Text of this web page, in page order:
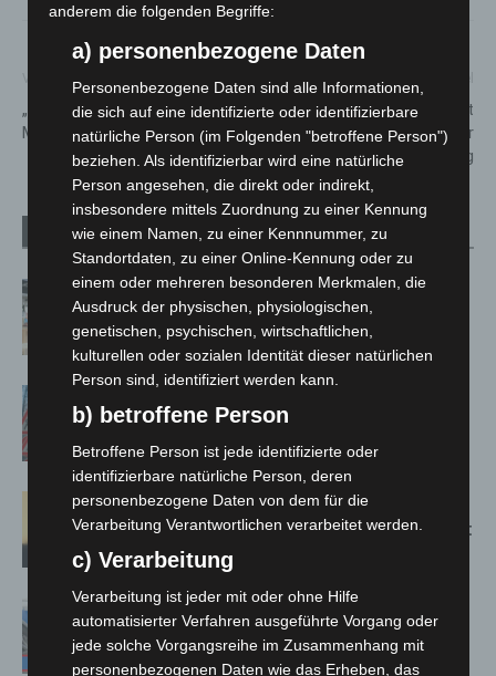
Vorheriger Artikel
„Lange Märchennächte“ im
Magic Park
Nächster Artikel
NEPTUN WERFT: Weitere acht
Flusskreuzfahrtschiffe für
Viking
Verwandte Artikel Mehr vom Autor
Kunst trifft Weingenuss: Barbara-
Susann Mehring zeigt ihre Werke im
Jacques’ Wein-Depot Isernhagen
zwischen Hannover-West und
Bothfeld
Hannover: Erste Tigermücken-
Population in Niedersachsen entdeckt
Mann läuft mit Hockeyschläger über
A7 – Polizei sucht Zeugen
anderem die folgenden Begriffe:
a) personenbezogene Daten
Personenbezogene Daten sind alle Informationen,
die sich auf eine identifizierte oder identifizierbare
natürliche Person (im Folgenden "betroffene Person")
beziehen. Als identifizierbar wird eine natürliche
Person angesehen, die direkt oder indirekt,
insbesondere mittels Zuordnung zu einer Kennung
wie einem Namen, zu einer Kennnummer, zu
Standortdaten, zu einer Online-Kennung oder zu
einem oder mehreren besonderen Merkmalen, die
Ausdruck der physischen, physiologischen,
genetischen, psychischen, wirtschaftlichen,
kulturellen oder sozialen Identität dieser natürlichen
Person sind, identifiziert werden kann.
b) betroffene Person
Betroffene Person ist jede identifizierte oder
identifizierbare natürliche Person, deren
personenbezogene Daten von dem für die
Verarbeitung Verantwortlichen verarbeitet werden.
c) Verarbeitung
Verarbeitung ist jeder mit oder ohne Hilfe
automatisierter Verfahren ausgeführte Vorgang oder
jede solche Vorgangsreihe im Zusammenhang mit
personenbezogenen Daten wie das Erheben, das